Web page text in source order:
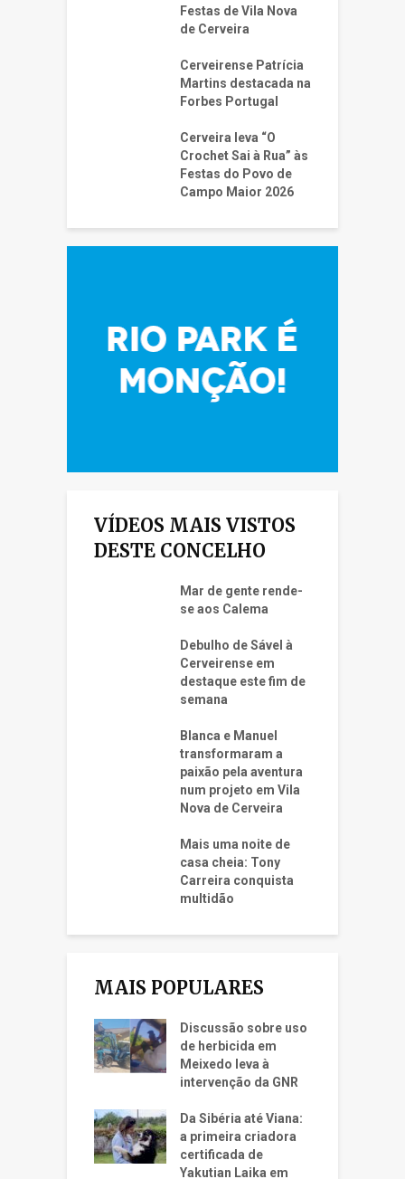
Festas de Vila Nova
de Cerveira
Cerveirense Patrícia
Martins destacada na
Forbes Portugal
Cerveira leva “O
Crochet Sai à Rua” às
Festas do Povo de
Campo Maior 2026
VÍDEOS MAIS VISTOS
DESTE CONCELHO
Mar de gente rende-
se aos Calema
Debulho de Sável à
Cerveirense em
destaque este fim de
semana
Blanca e Manuel
transformaram a
paixão pela aventura
num projeto em Vila
Nova de Cerveira
Mais uma noite de
casa cheia: Tony
Carreira conquista
multidão
MAIS POPULARES
Discussão sobre uso
de herbicida em
Meixedo leva à
intervenção da GNR
Da Sibéria até Viana:
a primeira criadora
certificada de
Yakutian Laika em